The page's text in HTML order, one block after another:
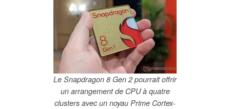
Le Snapdragon 8 Gen 2 pourrait offrir
un arrangement de CPU à quatre
clusters avec un noyau Prime Cortex-